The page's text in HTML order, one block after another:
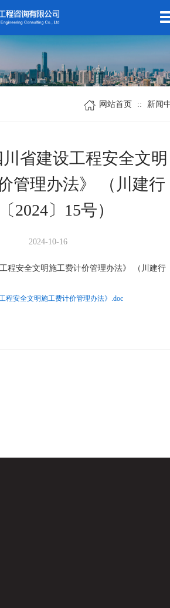
网站首页 :: 新闻
省建设工程安全文明
管理办法》 （川建行
2024〕15号）
2024-10-16
程安全文明施工费计价管理办法》 （川建行
程安全文明施工费计价管理办法》.doc